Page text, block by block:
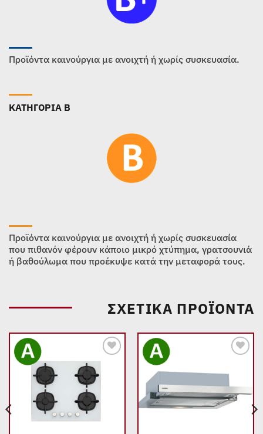
Προϊόντα καινούργια με ανοιχτή ή χωρίς συσκευασία.
ΚΑΤΗΓΟΡΙΑ B
Προϊόντα καινούργια με ανοιχτή ή χωρίς συσκευασία
που πιθανόν φέρουν κάποιο μικρό χτύπημα, γρατσουνιά
ή βαθούλωμα που προέκυψε κατά την μεταφορά τους.
ΣΧΕΤΙΚΆ ΠΡΟΪΌΝΤΑ
Add to
wishlist